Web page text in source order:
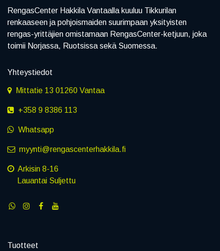
RengasCenter Hakkila Vantaalla kuuluu Tikkurilan
renkaaseen ja pohjoismaiden suurimpaan yksityisten
rengas-yrittäjien omistamaan RengasCenter-ketjuun, joka
toimii Norjassa, Ruotsissa sekä Suomessa.
Yhteystiedot
Mittatie 13 01260 Vantaa
+358 9 8386 113
Whatsapp
myynti@rengascenterhakkila.fi
Arkisin 8-16
Lauantai Suljettu
Tuotteet